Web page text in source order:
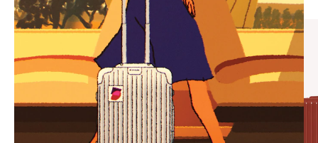
PARA
PAUSARLO.
PULSE
PARA
ACTIVARLO.